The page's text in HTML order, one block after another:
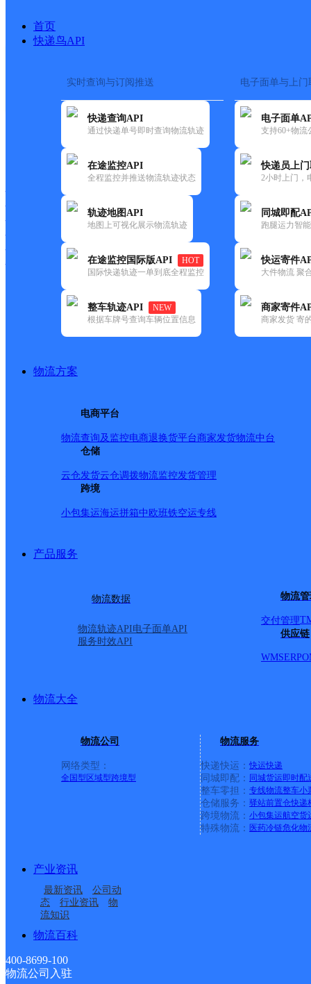
首页
快递鸟API
实时查询与订阅推送
快递查询API
通过快递单号即时查询物流轨迹
在途监控API
全程监控并推送物流轨迹状态
轨迹地图API
地图上可视化展示物流轨迹
在途监控国际版API
HOT
国际快递轨迹一单到底全程监控
整车轨迹API
NEW
根据车牌号查询车辆位置信息
电子面单与上门
电子面单
支持60+物流
快递员上
2小时上门，
同城即配
跑腿运力智
快运寄件
大件物流 聚
商家寄件
商家发货 寄
物流方案
电商平台
物流查询及监控电商退换货平台商家发货物流中台
仓储
云仓发货云仓调拨物流监控发货管理
跨境
小包集运海运拼箱中欧班铁空运专线
产品服务
物流数据
物流轨迹API电子面单API
服务时效API
物流
交付管理
供应链
WMSERP
物流大全
物流公司
网络类型：
全国型 区域型跨境型
物流服务
快递快运： 快运快递
同城即配： 同城货运即时配
整车零担： 专线物流整车小
仓储服务： 驿站前置仓快递
跨境物流： 小包集运航空货
特殊物流： 医药冷链危化物
产业资讯
最新资讯
公司动
态
行业资讯
物
流知识
物流百科
400-8699-100
物流公司入驻
快递大全 > 快递网点
快递大全 快运大全
城市：亳州市 ✕ 地区：谯城区 ✕ 清空已选
圆通速递(6) 韵达速递(203)
极兔速递 更多号码
派送范围:
亳州南区一分部
百世快递 更多号码
地址
市人民医院南院 亳州市
校 质量监督局 鲁班紫荆
际花园 水木清华 谯陵医
物 益生源 大宅门门业
远光饮片厂 友信 同洲药
药业 国一堂药业 天祥药